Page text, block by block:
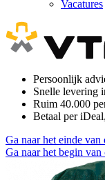
Vacatures
Persoonlijk
Snelle levering
Ruim 40.000
Betaal per
Ga naar het einde
Ga naar het begin